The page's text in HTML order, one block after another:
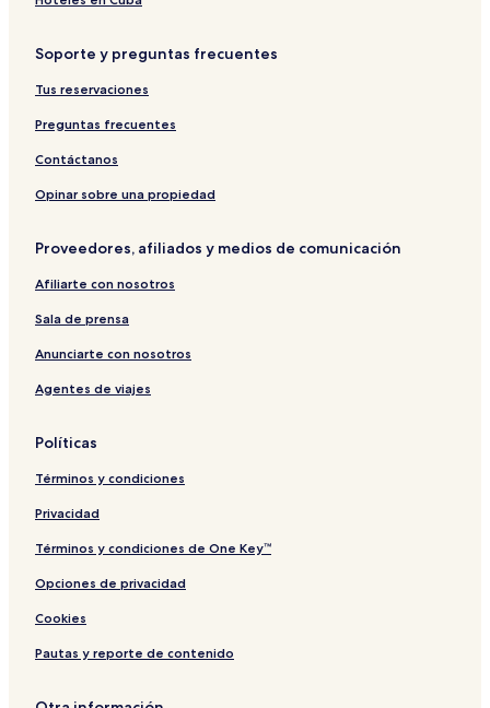
Soporte y preguntas frecuentes
Tus reservaciones
Preguntas frecuentes
Contáctanos
Opinar sobre una propiedad
Proveedores, afiliados y medios de comunicación
Afiliarte con nosotros
Sala de prensa
Anunciarte con nosotros
Agentes de viajes
Políticas
Términos y condiciones
Privacidad
Términos y condiciones de One Key™
Opciones de privacidad
Cookies
Pautas y reporte de contenido